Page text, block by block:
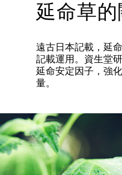
延命草
遠古日本記載，延
記載運用。資生堂
延命安定因子，強
量。